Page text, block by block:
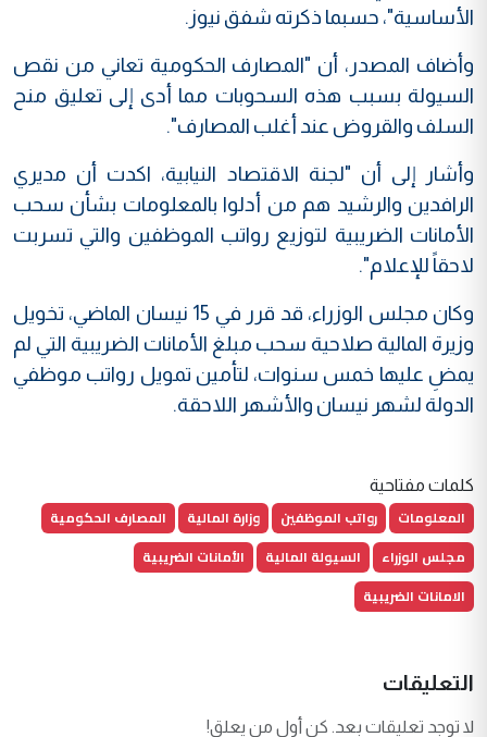
الأساسية"، حسبما ذكرته شفق نيوز.
وأضاف المصدر، أن "المصارف الحكومية تعاني من نقص
السيولة بسبب هذه السحوبات مما أدى إلى تعليق منح
السلف والقروض عند أغلب المصارف".
وأشار إلى أن "لجنة الاقتصاد النيابية، اكدت أن مديري
الرافدين والرشيد هم من أدلوا بالمعلومات بشأن سحب
الأمانات الضريبية لتوزيع رواتب الموظفين والتي تسربت
لاحقاً للإعلام".
وكان مجلس الوزراء، قد قرر في 15 نيسان الماضي، تخويل
وزيرة المالية صلاحية سحب مبلغ الأمانات الضريبية التي لم
يمضِ عليها خمس سنوات، لتأمين تمويل رواتب موظفي
الدولة لشهر نيسان والأشهر اللاحقة.
كلمات مفتاحية
المعلومات رواتب الموظفين وزارة المالية
المصارف الحكومية
مجلس الوزراء
السيولة المالية
الأمانات الضريبية
الامانات الضريبية
التعليقات
لا توجد تعليقات بعد. كن أول من يعلق!